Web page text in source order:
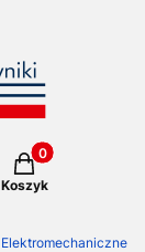
Produkty w
Koszyk
Elektromechaniczne